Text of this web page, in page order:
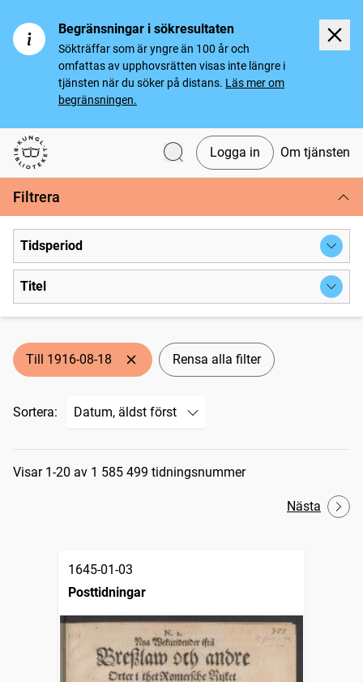
Begränsningar i sökresultaten
Sökträffar som är yngre än 100 år och
omfattas av upphovsrätten visas inte längre i
tjänsten när du söker på distans. Läs mer om
begränsningen.
Svenska tidningar
Logga in Om tjänsten
Filtrera
Tidsperiod
Titel
Till 1916-08-18 Rensa alla filter
Sortera:
Sökresultat
Visar 1-20 av 1 585 499 tidningsnummer
Nästa
1645-01-03
Posttidningar